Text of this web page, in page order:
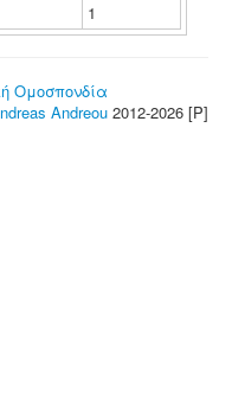
1
Ομοσπονδία
Andreou 2012-2026 [P]